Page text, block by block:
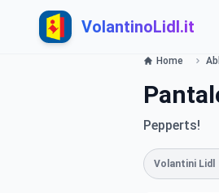
VolantinoLidl.it
Home
Pepperts!
Volantini Lidl